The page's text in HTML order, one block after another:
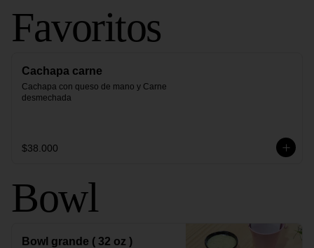
Favoritos
Cachapa carne
Cachapa con queso de mano y Carne
desmechada
$38.000
Bowl
Bowl grande ( 32 oz )